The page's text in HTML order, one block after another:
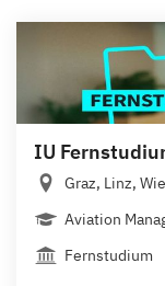
IU
Graz, Linz,
Aviation
Fernstudium